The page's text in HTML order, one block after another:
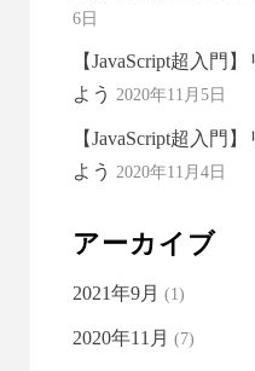
6日
【JavaScript超入門
よう 2020年11月5日
【JavaScript超入門
よう 2020年11月4日
アーカイブ
2021年9月 (1)
2020年11月 (7)